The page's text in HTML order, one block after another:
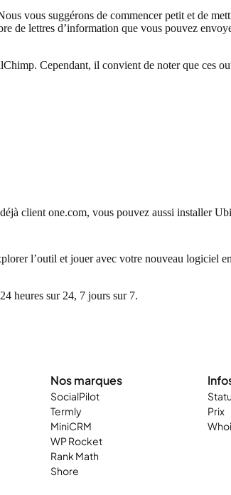
vous suggérons de commencer petit et de
de lettres d’information que vous pouvez
Cependant, il convient de noter que ces
client one.com, vous pouvez aussi installer
l’outil et jouer avec votre nouveau logiciel
heures sur 24, 7 jours sur 7.
Nos marques
SocialPilot
Termly
MiniCRM
WP Rocket
Rank Math
Shore
Prix